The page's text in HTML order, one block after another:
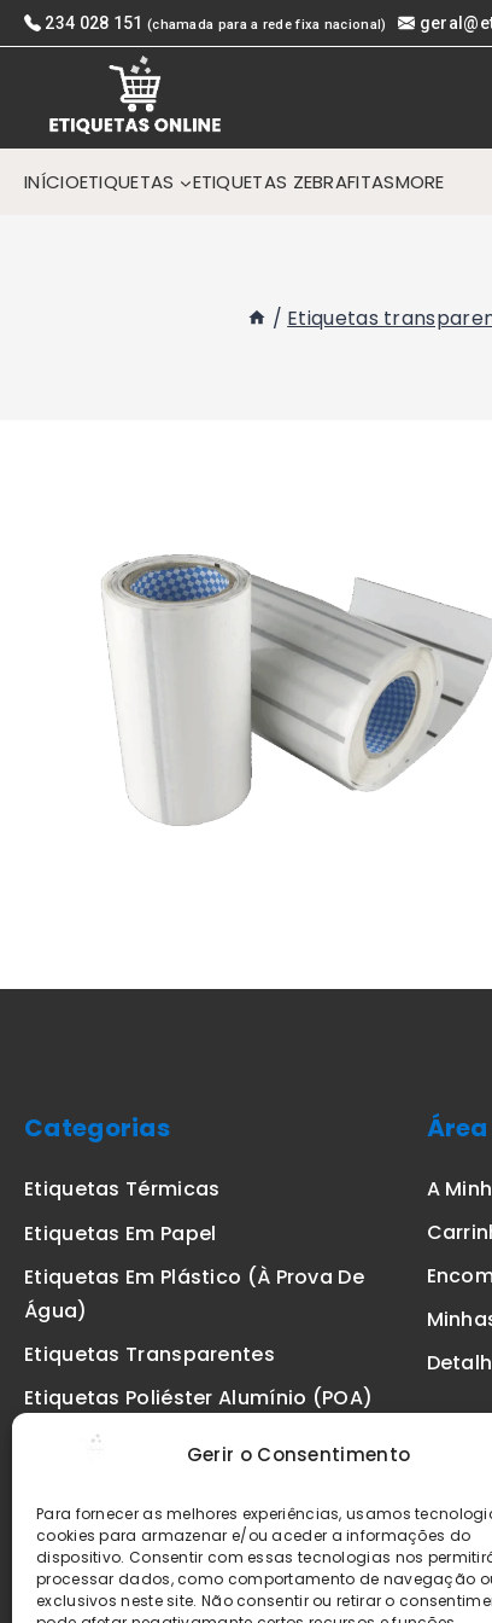
Gerir o Consentimento
Para fornecer as melhores experiências, usamos
cookies para armazenar e/ou aceder a informações do
dispositivo. Consentir com essas tecnologias nos
processar dados, como comportamento de navegação
exclusivos neste site. Não consentir ou retirar o
Skip
to
234 028 151 (chamada para a rede fixa nacional)
INÍCIOETIQUETAS ETIQUETAS ZEBRAFITASMORE
/ Etiquetas
Categorias
Etiquetas Térmicas
Etiquetas Em Papel
Etiquetas Em Plástico (à Prova De
Água)
Etiquetas Transparentes
Etiquetas Poliéster Alumínio (POA)
Etiquetas De Segurança VOID
Etiquetas Zebra
Fitas
A